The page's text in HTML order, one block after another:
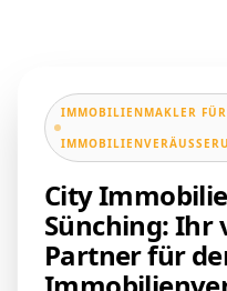
IMMOBILIENMAKLER
City
Sünching: Ihr
Partner für